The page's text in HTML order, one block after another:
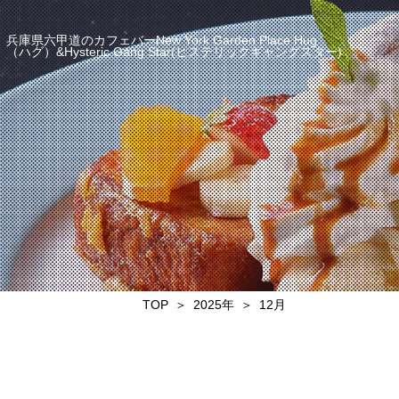
兵庫県六甲道のカフェバーNew York Garden Place Hug
（ハグ）&Hysteric Gang Star(ヒステリックギャングスター)
TOP 2025年 12月